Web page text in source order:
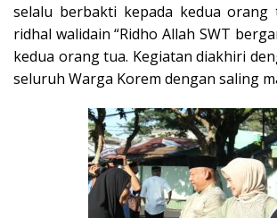
selalu berbakti kepada kedua orang
ridhal walidain “Ridho Allah SWT
kedua orang tua. Kegiatan diakhiri
seluruh Warga Korem dengan saling